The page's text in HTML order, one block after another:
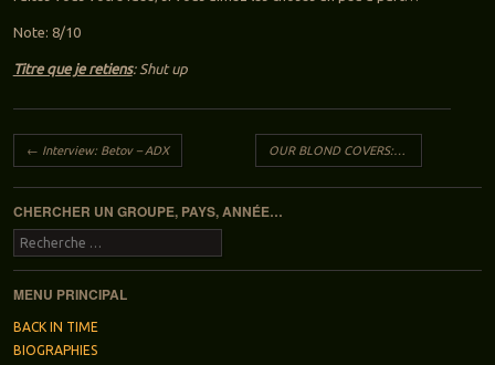
Note: 8/10
Titre que je retiens: Shut up
Navigation des articles
← Interview: Betov – ADX OUR BLOND COVERS: The lost side of the world
CHERCHER UN GROUPE, PAYS, ANNÉE…
Recherche
MENU PRINCIPAL
BACK IN TIME
BIOGRAPHIES